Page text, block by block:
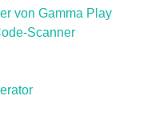
von Gamma Play
Scanner